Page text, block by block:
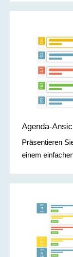
Agenda-
Präsentieren
einem